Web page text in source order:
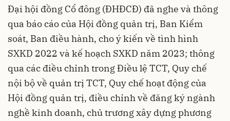
Đại hội đồng Cổ đông (ĐHĐCĐ) đã nghe và thông
qua báo cáo của Hội đồng quản trị, Ban Kiểm
soát, Ban điều hành, cho ý kiến về tình hình
SXKD 2022 và kế hoạch SXKD năm 2023; thông
qua các điều chỉnh trong Điều lệ TCT, Quy chế
nội bộ về quản trị TCT, Quy chế hoạt động của
Hội đồng quản trị, điều chỉnh về đăng ký ngành
nghề kinh doanh, chủ trương xây dựng phương